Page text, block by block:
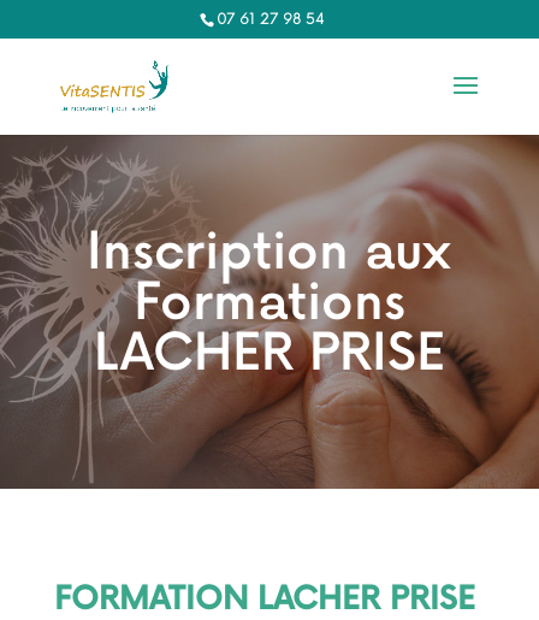
07 61 27 98 54‬
Inscription aux
Formations
LACHER PRISE
FORMATION LACHER PRISE